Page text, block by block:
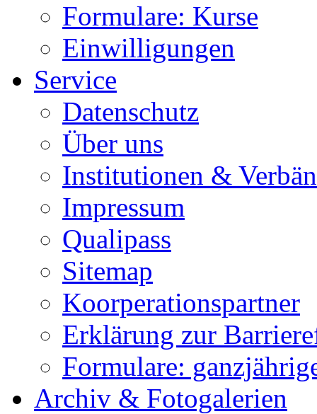
Formulare: Kurse
Einwilligungen
Service
Datenschutz
Über uns
Institutionen &
Impressum
Qualipass
Sitemap
Koorperationspartner
Erklärung zur
Formulare:
Archiv & Fotogalerien